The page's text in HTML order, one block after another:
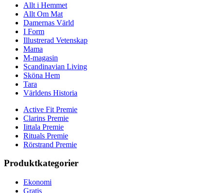
Allt i Hemmet
Allt Om Mat
Damernas Värld
I Form
Illustrerad Vetenskap
Mama
M-magasin
Scandinavian Living
Sköna Hem
Tara
Världens Historia
Active Fit Premie
Clarins Premie
Iittala Premie
Rituals Premie
Rörstrand Premie
Produktkategorier
Ekonomi
Gratis